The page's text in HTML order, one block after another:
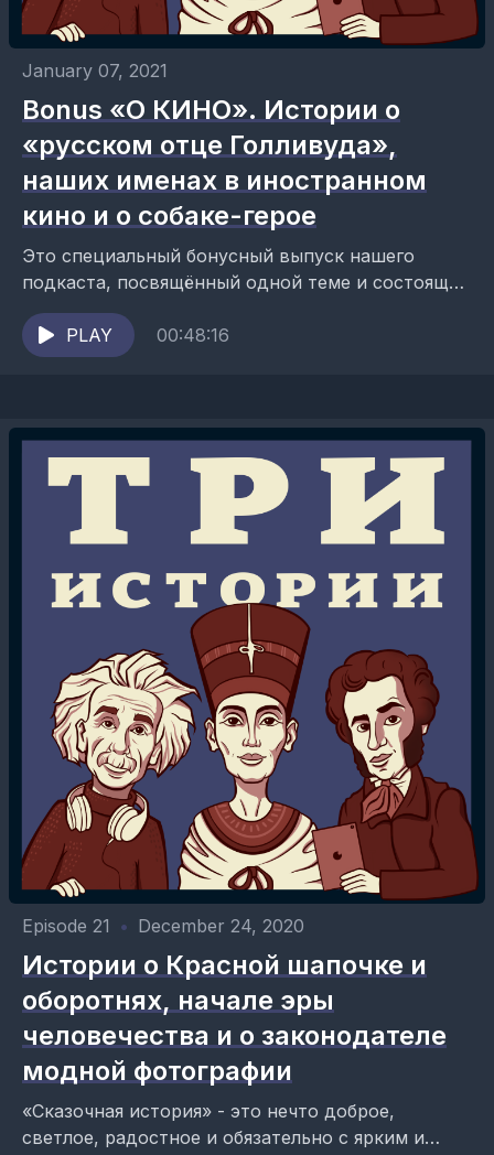
January 07, 2021
Bonus «О КИНО». Истории о
«русском отце Голливуда»,
наших именах в иностранном
кино и о собаке-герое
Это специальный бонусный выпуск нашего
подкаста, посвящённый одной теме и состоящий
из ранее опубликованных историй.В этом
эпизоде истории о:- «русском отце Голливуда»;-
наших именах...
PLAY 00:48:16
Episode 21 • December 24, 2020
Истории о Красной шапочке и
оборотнях, начале эры
человечества и о законодателе
модной фотографии
«Сказочная история» - это нечто доброе,
светлое, радостное и обязательно с ярким и